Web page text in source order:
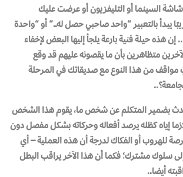
السينما أو التليفزيون أو عرضت عليك
يبدأ بالتعبير “واحد صاحبي حصل له..” أو “واحدة
هذه حيلة فنية بارعة يلجأ إليها البعض لإخفاء
متظاهرين بأن ما يقصونه عليهم قد وقع
مواقف من هذا النوع مع صديقاتك في المرحلة
بضمير المتكلم عن شخص ما، يقوم هذا الشخص
إياه كظله يرصد أفعاله وحركاته بشكل مفصل دون
للهروب أو الفكاك لدرجة أن هذه العملية – أي
سلوك مشترك؛ فكما أن هذا الآخر يراقب البطل
أيضا..